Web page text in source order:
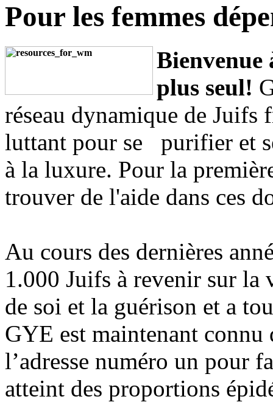
Pour les femmes
Bienvenue
plus seul!
réseau dynamique de Juifs
luttant pour se purifier et
à la luxure. Pour la
trouver de l'aide dans ces
Au cours des dernières
1.000 Juifs à revenir sur la
de soi et la guérison et a
GYE est maintenant
l’adresse numéro un pour
atteint des proportions